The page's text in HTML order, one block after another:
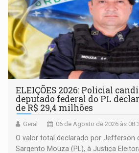
ELEIÇÕES 2026: Policial
deputado federal do PL
de R$ 29,4 milhões
Geral 06 de Agosto de 2026 às
O valor total declarado por Jefferson
Sargento Mouza (PL), à Justiça